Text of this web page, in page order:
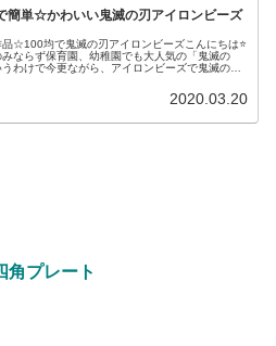
簡単☆かわいい鬼滅の刃アイロンビーズ
品☆100均で鬼滅の刃アイロンビーズこんにちは⭐
ならず保育園、幼稚園でも大人気の「鬼滅の
うわけで今更ながら、アイロンビーズで鬼滅の刃
2020.03.20
角プレート